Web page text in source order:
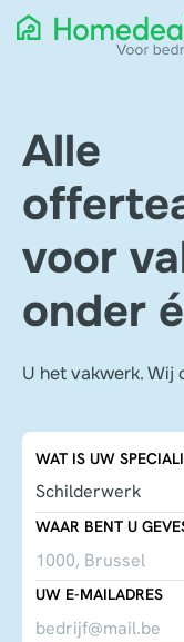
Alle
voor
onder
U het vakwerk. Wij
WAT IS UW
WAAR BENT U
UW E-MAILADRES